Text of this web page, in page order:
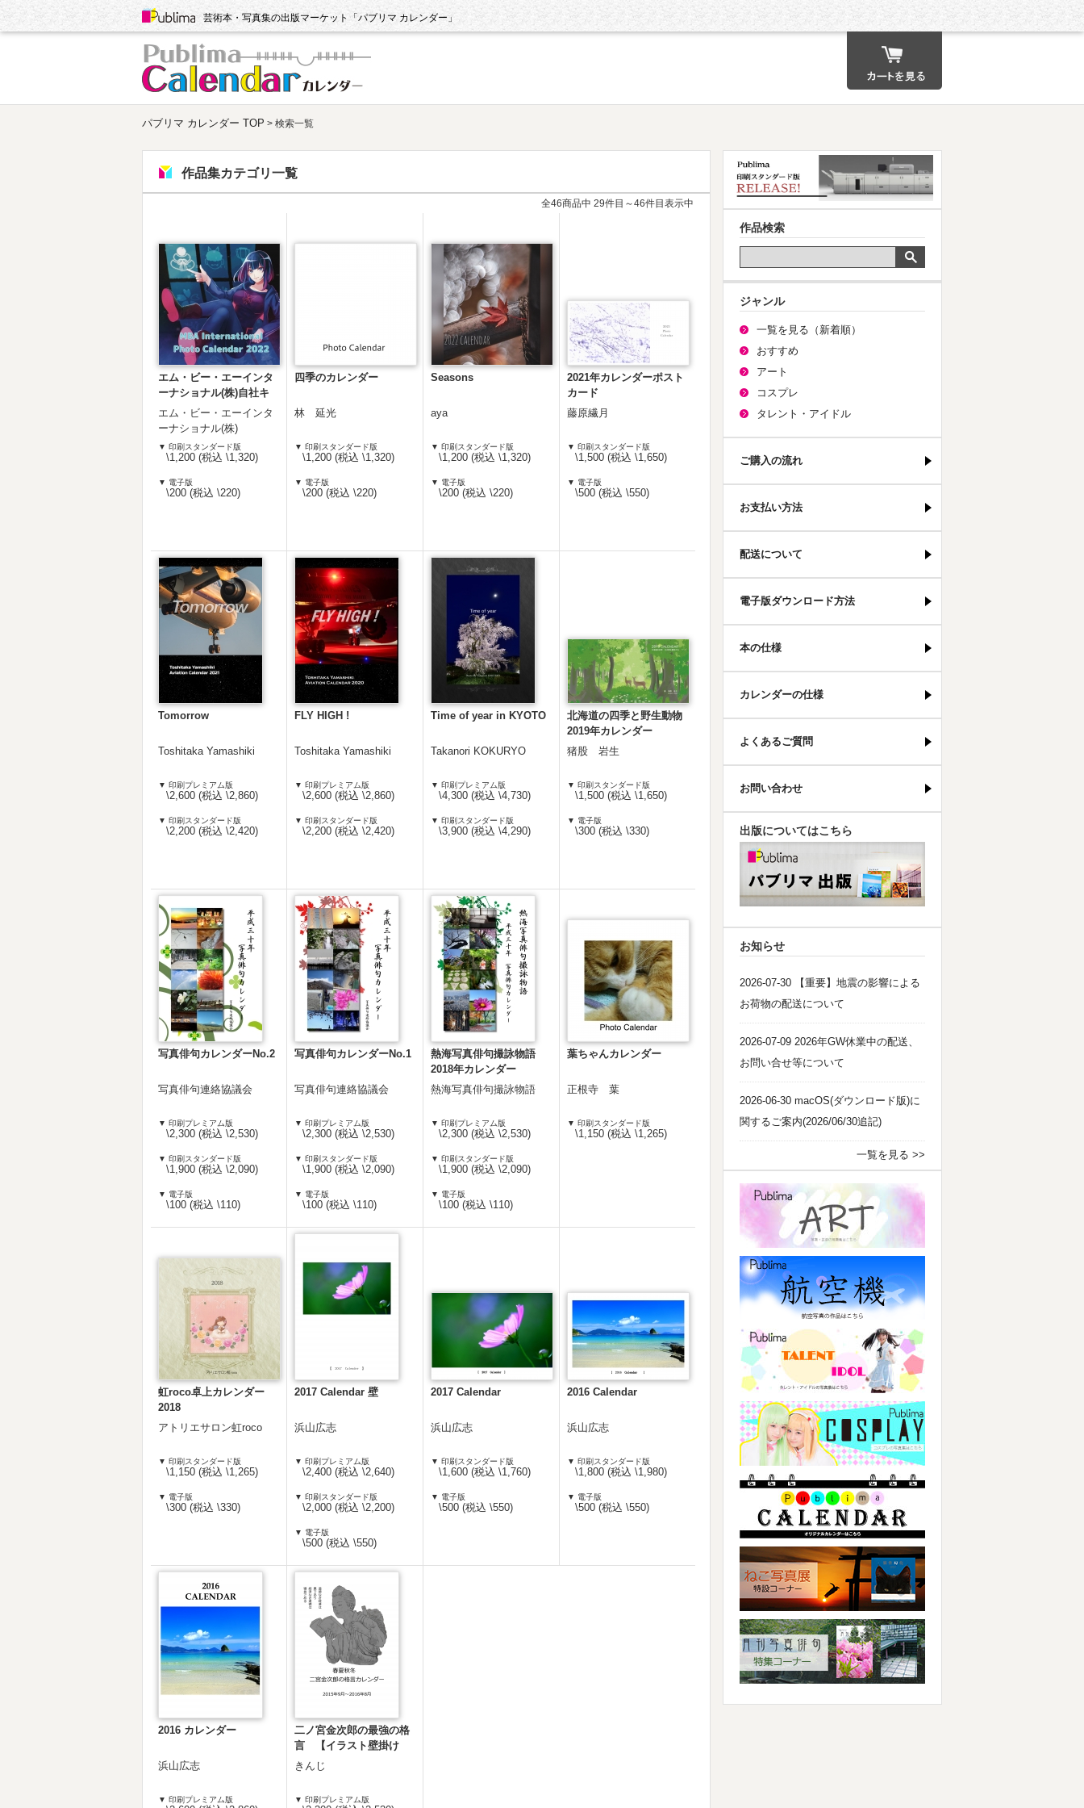
Publima
芸術本・写真集の出版マーケット「パブリマ カレンダー」
パブリマ カレンダー TOP > 検索一覧
作品集カテゴリ一覧
全46商品中 29件目～46件目表示中
エム・ビー・エーインタ
ーナショナル(株)自社キ
ャラクターカレンダー
2022年版
エム・ビー・エーインタ
ーナショナル(株)
▼ 印刷スタンダード版
\1,200 (税込 \1,320)
▼ 電子版
\200 (税込 \220)
四季のカレンダー
林 延光
▼ 印刷スタンダード版
\1,200 (税込 \1,320)
▼ 電子版
\200 (税込 \220)
Seasons
aya
▼ 印刷スタンダード版
\1,200 (税込 \1,320)
▼ 電子版
\200 (税込 \220)
2021年カレンダーポスト
カード
藤原繊月
▼ 印刷スタンダード版
\1,500 (税込 \1,650)
▼ 電子版
\500 (税込 \550)
Tomorrow
Toshitaka Yamashiki
▼ 印刷プレミアム版
\2,600 (税込 \2,860)
▼ 印刷スタンダード版
\2,200 (税込 \2,420)
FLY HIGH !
Toshitaka Yamashiki
▼ 印刷プレミアム版
\2,600 (税込 \2,860)
▼ 印刷スタンダード版
\2,200 (税込 \2,420)
Time of year in KYOTO
Takanori KOKURYO
▼ 印刷プレミアム版
\4,300 (税込 \4,730)
▼ 印刷スタンダード版
\3,900 (税込 \4,290)
北海道の四季と野生動物
2019年カレンダー
猪股 岩生
▼ 印刷スタンダード版
\1,500 (税込 \1,650)
▼ 電子版
\300 (税込 \330)
写真俳句カレンダーNo.2
写真俳句連絡協議会
▼ 印刷プレミアム版
\2,300 (税込 \2,530)
▼ 印刷スタンダード版
\1,900 (税込 \2,090)
▼ 電子版
\100 (税込 \110)
写真俳句カレンダーNo.1
写真俳句連絡協議会
▼ 印刷プレミアム版
\2,300 (税込 \2,530)
▼ 印刷スタンダード版
\1,900 (税込 \2,090)
▼ 電子版
\100 (税込 \110)
熱海写真俳句撮詠物語
2018年カレンダー
熱海写真俳句撮詠物語
▼ 印刷プレミアム版
\2,300 (税込 \2,530)
▼ 印刷スタンダード版
\1,900 (税込 \2,090)
▼ 電子版
\100 (税込 \110)
葉ちゃんカレンダー
正根寺 葉
▼ 印刷スタンダード版
\1,150 (税込 \1,265)
虹roco卓上カレンダー
2018
アトリエサロン虹roco
▼ 印刷スタンダード版
\1,150 (税込 \1,265)
▼ 電子版
\300 (税込 \330)
2017 Calendar 壁
浜山広志
▼ 印刷プレミアム版
\2,400 (税込 \2,640)
▼ 印刷スタンダード版
\2,000 (税込 \2,200)
▼ 電子版
\500 (税込 \550)
2017 Calendar
浜山広志
▼ 印刷スタンダード版
\1,600 (税込 \1,760)
▼ 電子版
\500 (税込 \550)
2016 Calendar
浜山広志
▼ 印刷スタンダード版
\1,800 (税込 \1,980)
▼ 電子版
\500 (税込 \550)
2016 カレンダー
浜山広志
▼ 印刷プレミアム版
二ノ宮金次郎の最強の格
言 【イラスト壁掛け
版】
きんじ
▼ 印刷プレミアム版
作品検索
ジャンル
一覧を見る（新着順）
おすすめ
アート
コスプレ
タレント・アイドル
ご購入の流れ
お支払い方法
配送について
電子版ダウンロード方法
本の仕様
カレンダーの仕様
よくあるご質問
お問い合わせ
出版についてはこちら
お知らせ
2026-07-30 【重要】地震の影響による
お荷物の配送について
2026-07-09 2026年GW休業中の配送、
お問い合せ等について
2026-06-30 macOS(ダウンロード版)に
関するご案内(2026/06/30追記)
一覧を見る >>